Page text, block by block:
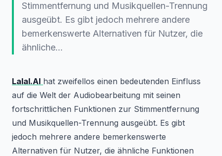
Stimmentfernung und Musikquellen-Trennung
ausgeübt. Es gibt jedoch mehrere andere
bemerkenswerte Alternativen für Nutzer, die
ähnliche...
Lalal.AI hat zweifellos einen bedeutenden Einfluss
auf die Welt der Audiobearbeitung mit seinen
fortschrittlichen Funktionen zur Stimmentfernung
und Musikquellen-Trennung ausgeübt. Es gibt
jedoch mehrere andere bemerkenswerte
Alternativen für Nutzer, die ähnliche Funktionen